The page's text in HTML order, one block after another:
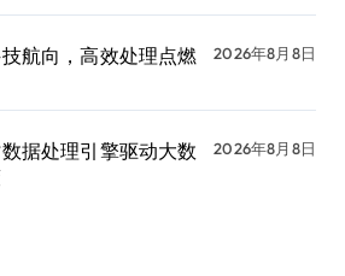
航向，高效处理点燃
2026年8月8日
据处理引擎驱动大数
2026年8月8日